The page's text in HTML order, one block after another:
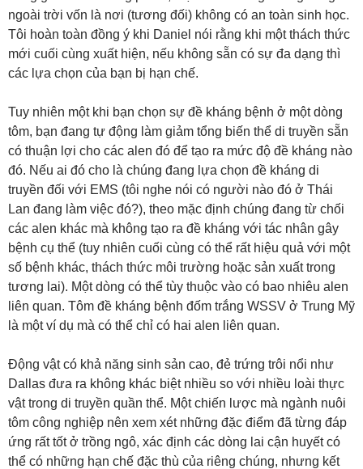
ngoài trời vốn là nơi (tương đối) không có an toàn sinh học.
Tôi hoàn toàn đồng ý khi Daniel nói rằng khi một thách thức
mới cuối cùng xuất hiện, nếu không sẵn có sự đa dạng thì
các lựa chọn của bạn bị hạn chế.
Tuy nhiên một khi bạn chọn sự đề kháng bệnh ở một dòng
tôm, bạn đang tự động làm giảm tổng biến thể di truyền sẵn
có thuận lợi cho các alen đó để tạo ra mức độ đề kháng nào
đó. Nếu ai đó cho là chúng đang lựa chọn đề kháng di
truyền đối với EMS (tôi nghe nói có người nào đó ở Thái
Lan đang làm việc đó?), theo mặc định chúng đang từ chối
các alen khác mà không tạo ra đề kháng với tác nhân gây
bệnh cụ thể (tuy nhiên cuối cùng có thể rất hiệu quả với một
số bệnh khác, thách thức môi trường hoặc sản xuất trong
tương lai). Một dòng có thể tùy thuộc vào có bao nhiêu alen
liên quan. Tôm đề kháng bệnh đốm trắng WSSV ở Trung Mỹ
là một ví dụ mà có thể chỉ có hai alen liên quan.
Động vật có khả năng sinh sản cao, đẻ trứng trôi nổi như
Dallas đưa ra không khác biệt nhiều so với nhiều loài thực
vật trong di truyền quần thể. Một chiến lược mà ngành nuôi
tôm công nghiệp ​​nên xem xét những đặc điểm đã từng đáp
ứng rất tốt ở trồng ngô, xác định các dòng lai cận huyết có
thể có những hạn chế đặc thù của riêng chúng, nhưng kết